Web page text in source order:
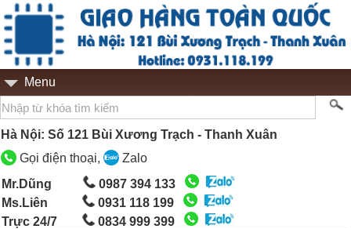
Menu
Hà Nội: Số 121 Bùi Xương Trạch - Thanh Xuân
Gọi điện thoại,
Zalo
Mr.Dũng
0987 394 133
Ms.Liên
0931 118 199
Trực 24/7
0834 999 399